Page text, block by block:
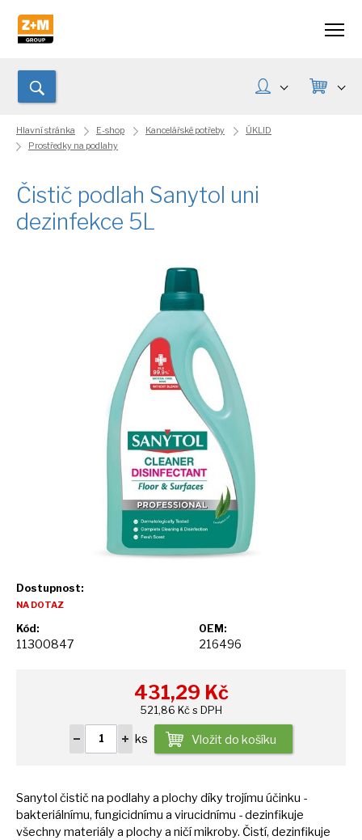
Hlavní stránka E-shop Kancelářské potřeby
ÚKLID
Prostředky na podlahy
Čistič podlah Sanytol uni
dezinfekce 5L
Dostupnost:
NA DOTAZ
Kód:
11300847
OEM:
216496
431,29 Kč
521,86 Kč s DPH
ks Vložit do košíku
Sanytol čistična podlahya plochy díky trojímu účinku -
bakteriálnímu, fungicidnímu a virucidnímu - dezinfikuje
všechny materiálya plochya ničí mikroby. Čistí, dezinfikuje